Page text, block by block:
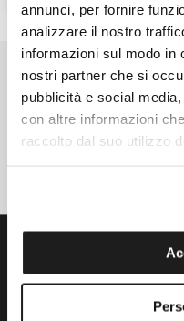
annunci, per fornire
analizzare il nostro
informazioni sul modo in
nostri partner che si
pubblicità e social
con altre informazioni
raccolto dal suo utilizzo
ISCRIVITI